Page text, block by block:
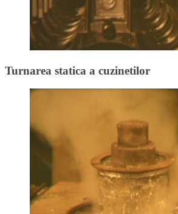
Turnarea statica a cuzinetilor